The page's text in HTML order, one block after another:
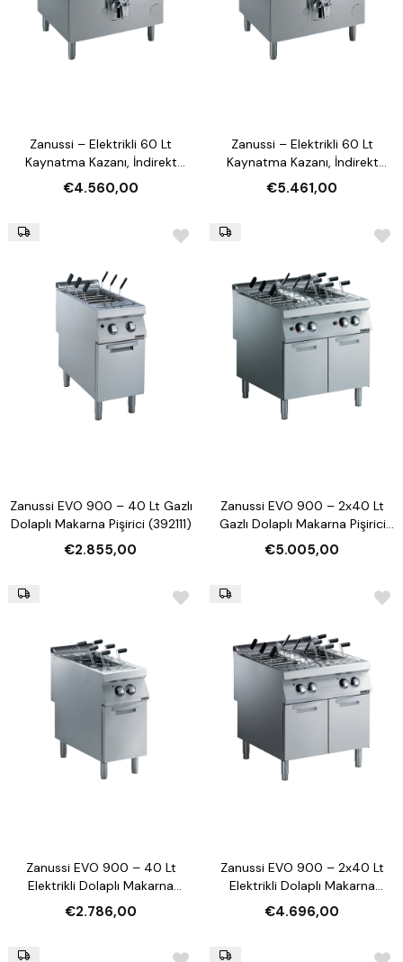
Zanussi – Elektrikli 60 Lt
Kaynatma Kazanı, İndirekt
Isıtmalı (372272)
€4.560,00
Zanussi – Elektrikli 60 Lt
Kaynatma Kazanı, İndirekt
Isıtmalı ve Otomatik Su
Doldurmalı (372273)
€5.461,00
Zanussi EVO 900 – 40 Lt Gazlı
Dolaplı Makarna Pişirici (392111)
€2.855,00
Zanussi EVO 900 – 2x40 Lt
Gazlı Dolaplı Makarna Pişirici
(392112)
€5.005,00
Zanussi EVO 900 – 40 Lt
Elektrikli Dolaplı Makarna
Pişirici (392126)
€2.786,00
Zanussi EVO 900 – 2x40 Lt
Elektrikli Dolaplı Makarna
Pişirici (392127)
€4.696,00